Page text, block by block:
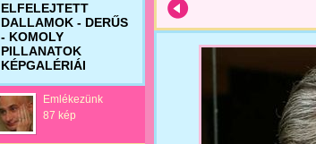
ELFELEJTETT
DALLAMOK - DERŰS
- KOMOLY
PILLANATOK
KÉPGALÉRIÁI
Emlékezünk
87 kép